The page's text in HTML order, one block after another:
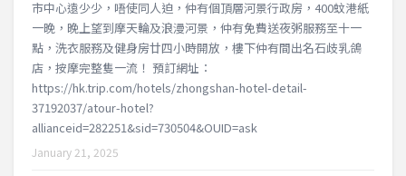
市中心遠少少，唔使同人迫，仲有個頂層河景行政房，400蚊港紙
一晚，晚上望到摩天輪及浪漫河景，仲有免費送夜粥服務至十一
點，洗衣服務及健身房廿四小時開放，樓下仲有間出名石歧乳鴿
店，按摩完整隻一流！ 預訂網址：
https://hk.trip.com/hotels/zhongshan-hotel-detail-
37192037/atour-hotel?
allianceid=282251&sid=730504&OUID=ask
January 21, 2025